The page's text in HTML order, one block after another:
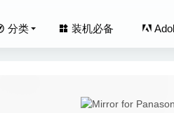
分类 装机必备